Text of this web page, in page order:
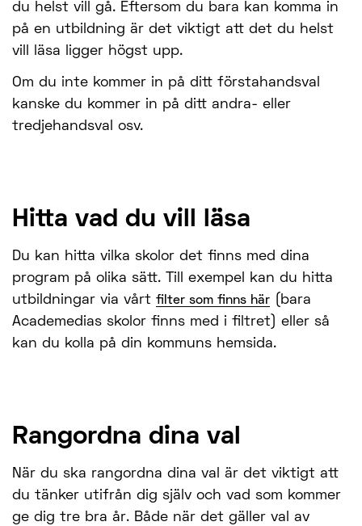
du helst vill gå. Eftersom du bara kan komma in
på en utbildning är det viktigt att det du helst
vill läsa ligger högst upp.
Om du inte kommer in på ditt förstahandsval
kanske du kommer in på ditt andra- eller
tredjehandsval osv.
Hitta vad du vill läsa
Du kan hitta vilka skolor det finns med dina
program på olika sätt. Till exempel kan du hitta
utbildningar via vårt filter som finns här
(bara
Academedias skolor finns med i filtret) eller så
kan du kolla på din kommuns hemsida.
Rangordna dina val
När du ska rangordna dina val är det viktigt att
du tänker utifrån dig själv och vad som kommer
ge dig tre bra år. Både när det gäller val av